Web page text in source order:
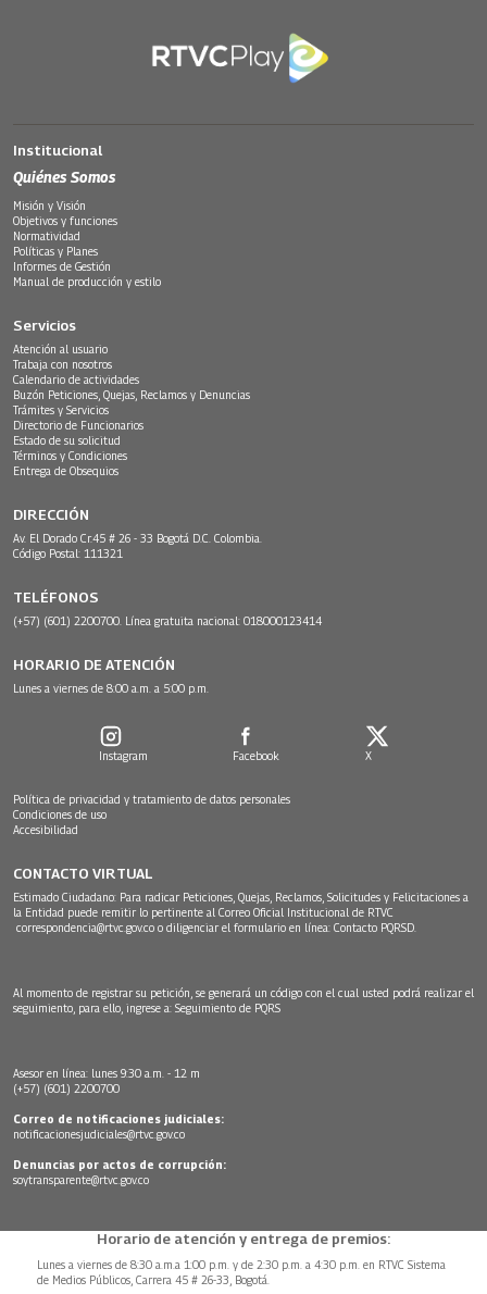
Institucional
Quiénes Somos
Misión y Visión
Objetivos y funciones
Normatividad
Políticas y Planes
Informes de Gestión
Manual de producción y estilo
Servicios
Atención al usuario
Trabaja con nosotros
Calendario de actividades
Buzón Peticiones, Quejas, Reclamos y Denuncias
Trámites y Servicios
Directorio de Funcionarios
Estado de su solicitud
Términos y Condiciones
Entrega de Obsequios
DIRECCIÓN
Av. El Dorado Cr.45 # 26 - 33 Bogotá D.C. Colombia.
Código Postal: 111321
TELÉFONOS
(+57) (601) 2200700. Línea gratuita nacional: 018000123414
HORARIO DE ATENCIÓN
Lunes a viernes de 8:00 a.m. a 5:00 p.m.
Instagram Facebook X
Política de privacidad y tratamiento de datos personales
Condiciones de uso
Accesibilidad
CONTACTO VIRTUAL
Estimado Ciudadano: Para radicar Peticiones, Quejas, Reclamos, Solicitudes y Felicitaciones a
la Entidad puede remitir lo pertinente al Correo Oficial Institucional de RTVC
correspondencia@rtvc.gov.co o diligenciar el formulario en línea: Contacto PQRSD.
Al momento de registrar su petición, se generará un código con el cual usted podrá realizar el
seguimiento, para ello, ingrese a: Seguimiento de PQRS
Asesor en línea: lunes 9:30 a.m. - 12 m
(+57) (601) 2200700
Correo de notificaciones judiciales:
notificacionesjudiciales@rtvc.gov.co
Denuncias por actos de corrupción:
soytransparente@rtvc.gov.co
Horario de atención y entrega de premios:
Lunes a viernes de 8:30 a.m.a 1:00 p.m. y de 2:30 p.m. a 4:30 p.m. en RTVC Sistema
de Medios Públicos, Carrera 45 # 26-33, Bogotá.